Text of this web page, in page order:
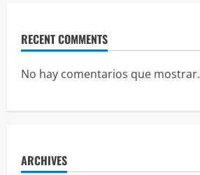
RECENT COMMENTS
No hay comentarios que mostrar.
ARCHIVES